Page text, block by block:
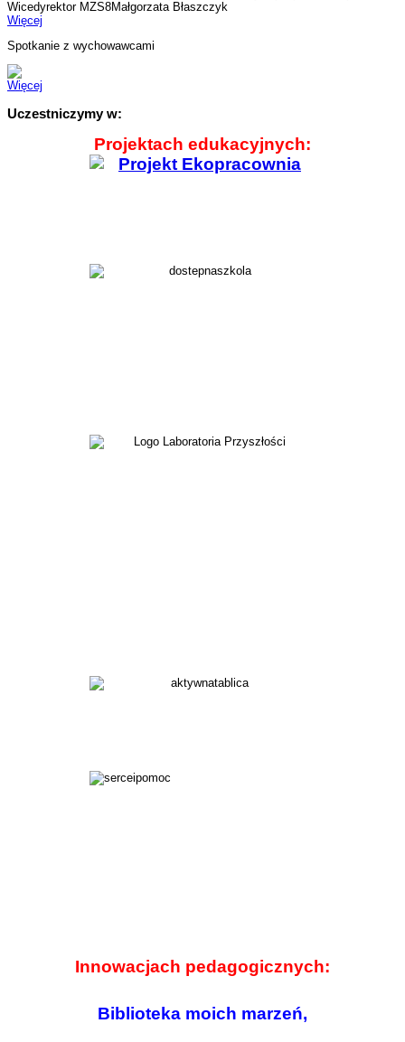
Wicedyrektor MZS8Małgorzata Błaszczyk
Więcej
Spotkanie z wychowawcami
Więcej
Uczestniczymy w:
Projektach edukacyjnych:
Innowacjach pedagogicznych:
Biblioteka moich marzeń,